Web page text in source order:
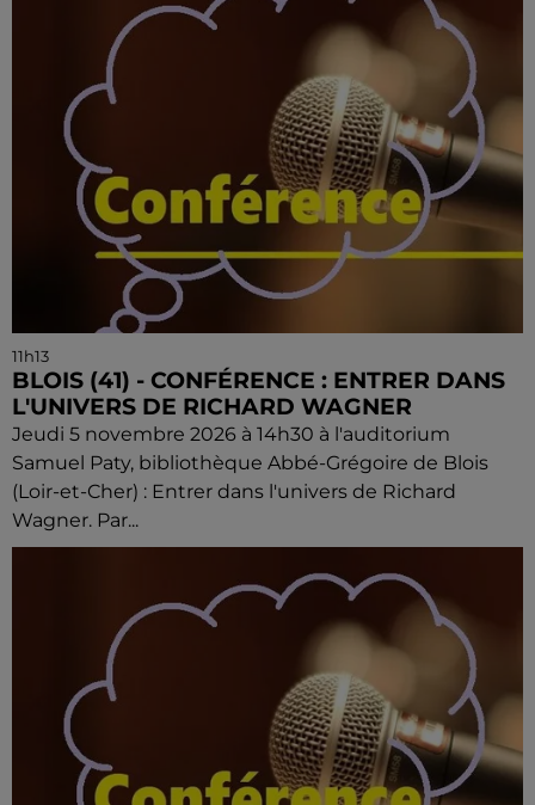
11h13
BLOIS (41) - CONFÉRENCE : ENTRER DANS
L'UNIVERS DE RICHARD WAGNER
Jeudi 5 novembre 2026 à 14h30 à l'auditorium
Samuel Paty, bibliothèque Abbé-Grégoire de Blois
(Loir-et-Cher) : Entrer dans l'univers de Richard
Wagner. Par...